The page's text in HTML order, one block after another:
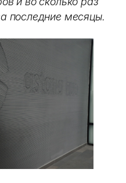
последние месяцы.